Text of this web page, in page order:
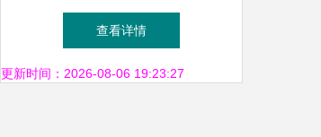
一 顺丰控股 多式联运服务的
战略纵深
查看详情
更新时间：2026-08-06 19:23:27